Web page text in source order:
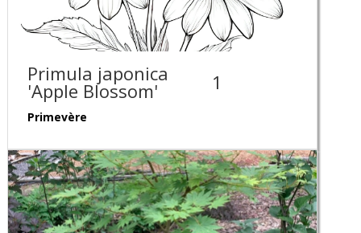
Primula japonica
'Apple Blossom' 1
Primevère